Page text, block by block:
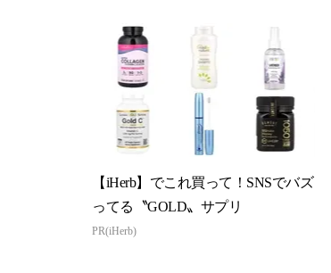
【iHerb】でこれ買って！SNSでバズ
ってる〝GOLD〟サプリ
PR(iHerb)